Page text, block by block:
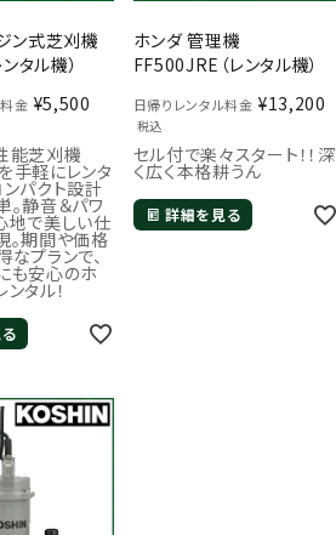
ン式芝刈機
タル機）
金 ¥5,500
能芝刈機
手軽にレンタ
パクト設計
静音＆パワ
地で美しい仕
。期間や価格
プランで、
も安心のホ
タル！
ホンダ 管理機
FF500JRE（レンタル機）
日帰りレンタル料金 ¥13,200
税込
セル付で楽々スタート！！深
く広く本格耕うん
詳細を見る